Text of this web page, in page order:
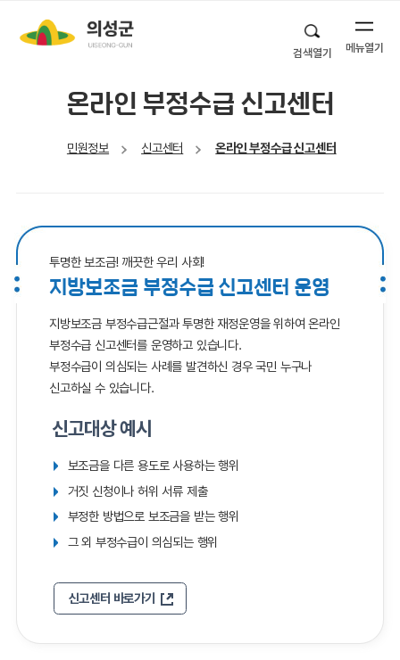
검색열기 메뉴열기
온라인 부정수급 신고센터
민원정보 신고센터 온라인 부정수급 신고센터
투명한 보조금! 깨끗한 우리 사회!
지방보조금 부정수급 신고센터 운영
지방보조금 부정수급근절과 투명한 재정운영을 위하여 온라인
부정수급 신고센터를 운영하고 있습니다.
부정수급이 의심되는 사례를 발견하신 경우 국민 누구나
신고하실 수 있습니다.
신고대상 예시
보조금을 다른 용도로 사용하는 행위
거짓 신청이나 허위 서류 제출
부정한 방법으로 보조금을 받는 행위
그 외 부정수급이 의심되는 행위
신고센터 바로가기